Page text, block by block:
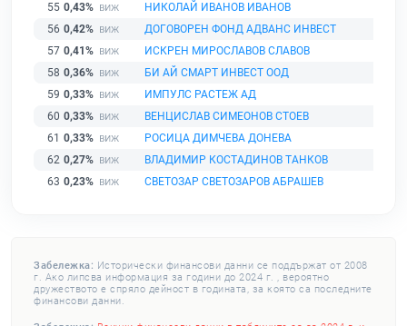
55 0,43%
НИКОЛАЙ ИВАНОВ ИВАНОВ
56 0,42%
ДОГОВОРЕН ФОНД АДВАНС ИНВЕСТ
57 0,41%
ИСКРЕН МИРОСЛАВОВ СЛАВОВ
58 0,36%
БИ АЙ СМАРТ ИНВЕСТ ООД
59 0,33%
ИМПУЛС РАСТЕЖ АД
60 0,33%
ВЕНЦИСЛАВ СИМЕОНОВ СТОЕВ
61 0,33%
РОСИЦА ДИМЧЕВА ДОНЕВА
62 0,27%
ВЛАДИМИР КОСТАДИНОВ ТАНКОВ
63 0,23% СВЕТОЗАР СВЕТОЗАРОВ АБРАШЕВ
Забележка: Исторически финансови данни се поддържат от 2008
г. Ако липсва информация за години до 2024 г. , вероятно
дружеството е спряло дейност в годината, за която са последните
финансови данни.